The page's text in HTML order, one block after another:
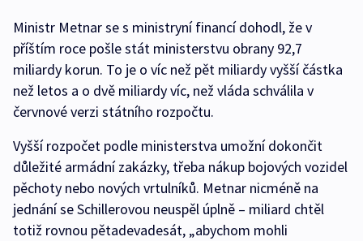
Ministr Metnar se s ministryní financí dohodl, že v
příštím roce pošle stát ministerstvu obrany 92,7
miliardy korun. To je o víc než pět miliardy vyšší částka
než letos a o dvě miliardy víc, než vláda schválila v
červnové verzi státního rozpočtu.
Vyšší rozpočet podle ministerstva umožní dokončit
důležité armádní zakázky, třeba nákup bojových vozidel
pěchoty nebo nových vrtulníků. Metnar nicméně na
jednání se Schillerovou neuspěl úplně – miliard chtěl
totiž rovnou pětadevadesát, „abychom mohli